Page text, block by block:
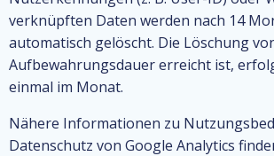
verknüpften Daten werden nach 14
automatisch gelöscht. Die Löschung
Aufbewahrungsdauer erreicht ist,
einmal im Monat.
Nähere Informationen zu
Datenschutz von Google Analytics